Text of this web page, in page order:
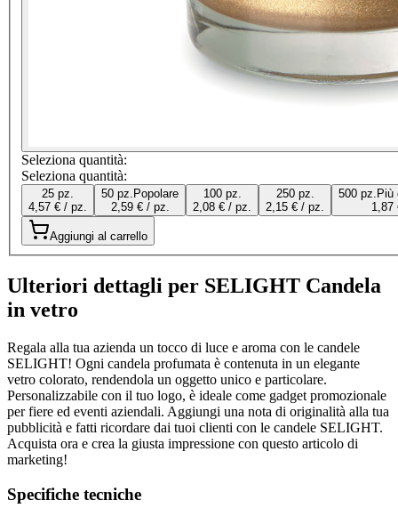
Seleziona quantità:
Seleziona quantità:
25 pz.
4,57 € / pz.
50 pz. Popolare
2,59 € / pz.
100 pz.
2,08 € / pz.
250 pz.
2,15 € / pz.
500 pz. Più
1,87
Aggiungi al carrello
Ulteriori dettagli per SELIGHT Candela
in vetro
Regala alla tua azienda un tocco di luce e aroma con le candele
SELIGHT! Ogni candela profumata è contenuta in un elegante
vetro colorato, rendendola un oggetto unico e particolare.
Personalizzabile con il tuo logo, è ideale come gadget promozionale
per fiere ed eventi aziendali. Aggiungi una nota di originalità alla tua
pubblicità e fatti ricordare dai tuoi clienti con le candele SELIGHT.
Acquista ora e crea la giusta impressione con questo articolo di
marketing!
Specifiche tecniche